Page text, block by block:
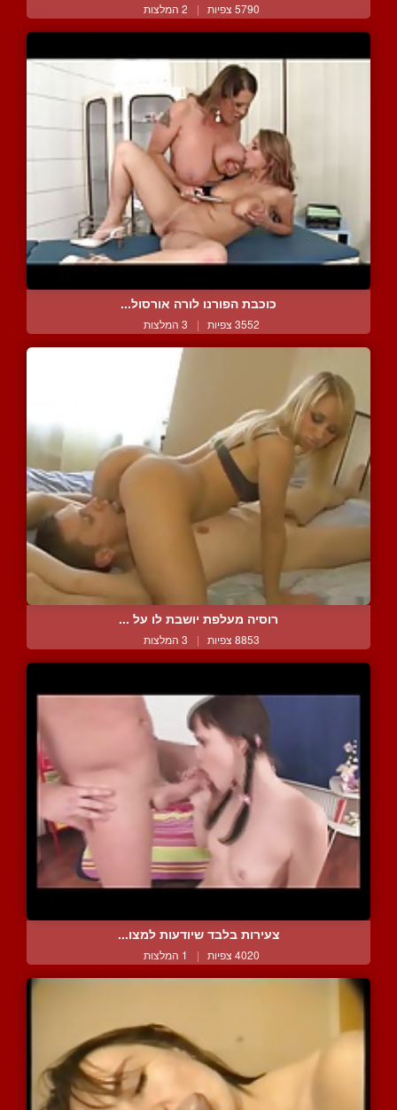
5790 צפיות | 2 המלצות
כוכבת הפורנו לורה אורסול...
3552 צפיות | 3 המלצות
רוסיה מעלפת יושבת לו על ...
8853 צפיות | 3 המלצות
צעירות בלבד שיודעות למצו...
4020 צפיות | 1 המלצות